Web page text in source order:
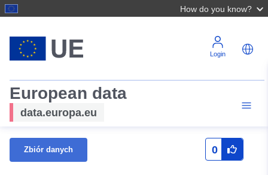
How do you know?
Login
European data
data.europa.eu
Zbiór danych 0